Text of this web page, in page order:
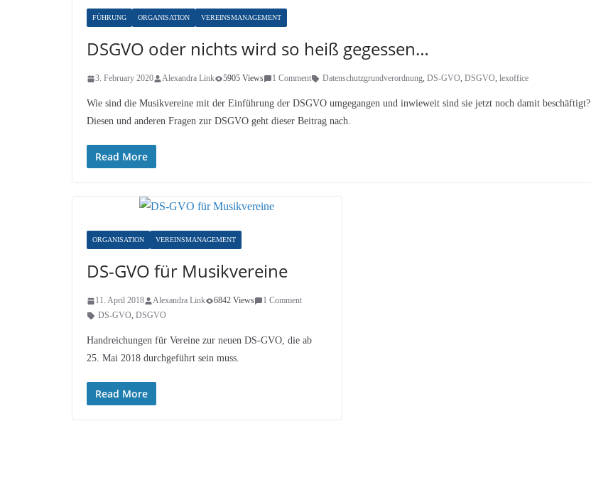
FÜHRUNG ORGANISATION VEREINSMANAGEMENT
DSGVO oder nichts wird so heiß gegessen…
3. February 2020 Alexandra Link 5905 Views 1 Comment Datenschutzgrundverordnung, DS-GVO, DSGVO, lexoffice
Wie sind die Musikvereine mit der Einführung der DSGVO umgegangen und inwieweit sind sie jetzt noch damit beschäftigt?
Diesen und anderen Fragen zur DSGVO geht dieser Beitrag nach.
Read More
ORGANISATION VEREINSMANAGEMENT
DS-GVO für Musikvereine
11. April 2018 Alexandra Link 6842 Views
1 Comment
DS-GVO, DSGVO
Handreichungen für Vereine zur neuen DS-GVO, die ab
25. Mai 2018 durchgeführt sein muss.
Read More